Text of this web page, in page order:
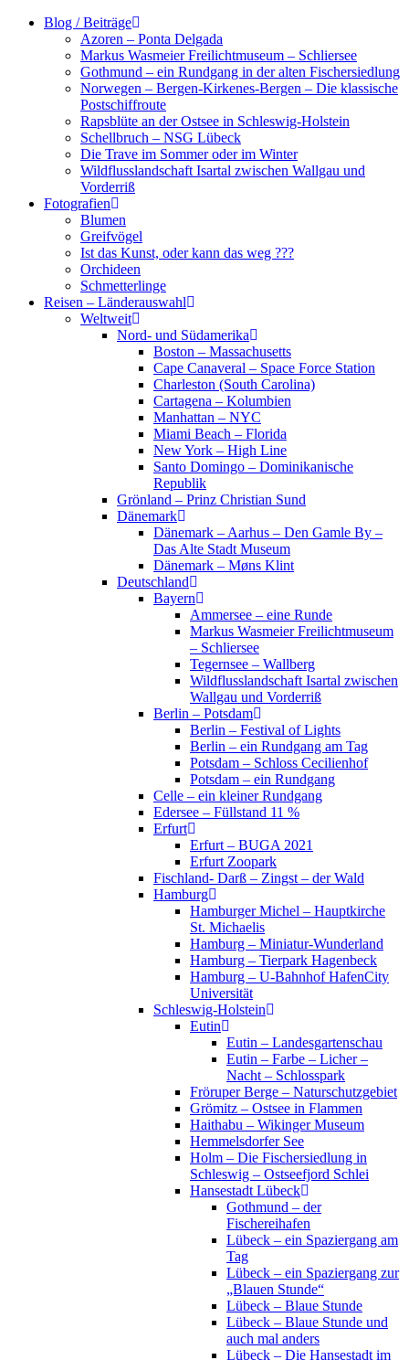
Zum
Blog / Beiträge
Azoren – Ponta Delgada
Markus Wasmeier Freilichtmuseum – Schliersee
Gothmund – ein Rundgang in der alten Fischersiedlung
Norwegen – Bergen-Kirkenes-Bergen – Die klassische
Postschiffroute
Rapsblüte an der Ostsee in Schleswig-Holstein
Schellbruch – NSG Lübeck
Die Trave im Sommer oder im Winter
Wildflusslandschaft Isartal zwischen Wallgau und
Vorderriß
Fotografien
Blumen
Greifvögel
Ist das Kunst, oder kann das weg ???
Orchideen
Schmetterlinge
Reisen – Länderauswahl
Weltweit
Nord- und Südamerika
Boston – Massachusetts
Cape Canaveral – Space Force Station
Charleston (South Carolina)
Cartagena – Kolumbien
Manhattan – NYC
Miami Beach – Florida
New York – High Line
Santo Domingo – Dominikanische
Republik
Grönland – Prinz Christian Sund
Dänemark
Dänemark – Aarhus – Den Gamle By –
Das Alte Stadt Museum
Dänemark – Møns Klint
Deutschland
Bayern
Ammersee – eine Runde
Markus Wasmeier Freilichtmuseum
– Schliersee
Tegernsee – Wallberg
Wildflusslandschaft Isartal zwischen
Wallgau und Vorderriß
Berlin – Potsdam
Berlin – Festival of Lights
Berlin – ein Rundgang am Tag
Potsdam – Schloss Cecilienhof
Potsdam – ein Rundgang
Celle – ein kleiner Rundgang
Edersee – Füllstand 11 %
Erfurt
Erfurt – BUGA 2021
Erfurt Zoopark
Fischland- Darß – Zingst – der Wald
Hamburg
Hamburger Michel – Hauptkirche
St. Michaelis
Hamburg – Miniatur-Wunderland
Hamburg – Tierpark Hagenbeck
Hamburg – U-Bahnhof HafenCity
Universität
Schleswig-Holstein
Eutin
Eutin – Landesgartenschau
Eutin – Farbe – Licher –
Nacht – Schlosspark
Fröruper Berge – Naturschutzgebiet
Grömitz – Ostsee in Flammen
Haithabu – Wikinger Museum
Hemmelsdorfer See
Holm – Die Fischersiedlung in
Schleswig – Ostseefjord Schlei
Hansestadt Lübeck
Gothmund – der
Fischereihafen
Lübeck – ein Spaziergang am
Tag
Lübeck – ein Spaziergang zur
„Blauen Stunde“
Lübeck – Blaue Stunde
Lübeck – Blaue Stunde und
auch mal anders
Lübeck – Die Hansestadt im